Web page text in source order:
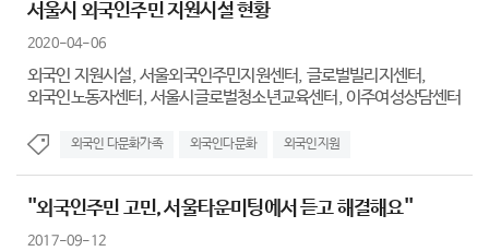
서울시 외국인주민 지원시설 현황
2020-04-06
외국인 지원시설, 서울외국인주민지원센터, 글로벌빌리지센터,
외국인노동자센터, 서울시글로벌청소년교육센터, 이주여성상담센터
외국인 다문화가족 외국인다문화 외국인지원
''외국인주민 고민, 서울타운미팅에서 듣고 해결해요''
2017-09-12